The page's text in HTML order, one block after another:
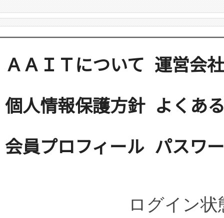
ＡＡＩＴについて 運営会社
個人情報保護方針 よくあ
会員プロフィール パスワ
ログイン